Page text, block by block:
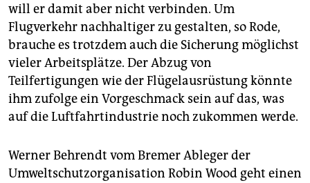
will er damit aber nicht verbinden. Um
Flugverkehr nachhaltiger zu gestalten, so Rode,
brauche es trotzdem auch die Sicherung möglichst
vieler Arbeitsplätze. Der Abzug von
Teilfertigungen wie der Flügelausrüstung könnte
ihm zufolge ein Vorgeschmack sein auf das, was
auf die Luftfahrtindustrie noch zukommen werde.
Werner Behrendt vom Bremer Ableger der
Umweltschutzorganisation Robin Wood geht einen